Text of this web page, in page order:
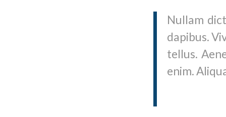
Nullam
dapibus.
tellus.
enim.